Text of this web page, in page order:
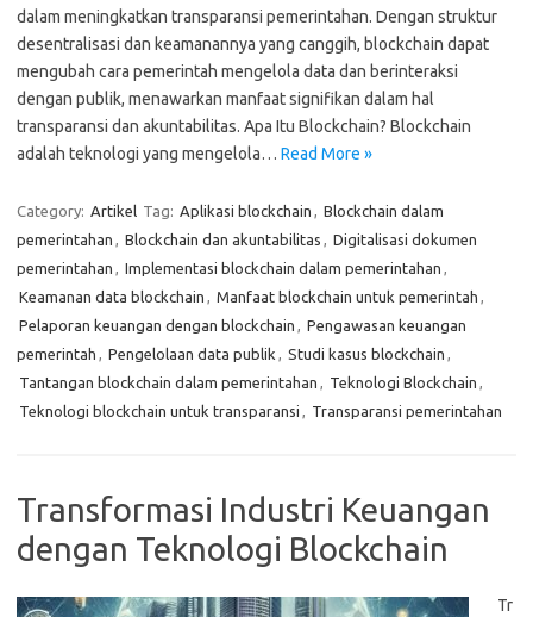
dalam meningkatkan transparansi pemerintahan. Dengan struktur
desentralisasi dan keamanannya yang canggih, blockchain dapat
mengubah cara pemerintah mengelola data dan berinteraksi
dengan publik, menawarkan manfaat signifikan dalam hal
transparansi dan akuntabilitas. Apa Itu Blockchain? Blockchain
adalah teknologi yang mengelola… Read More »
Category: Artikel Tag: Aplikasi blockchain , Blockchain dalam
pemerintahan , Blockchain dan akuntabilitas , Digitalisasi dokumen
pemerintahan , Implementasi blockchain dalam pemerintahan ,
Keamanan data blockchain , Manfaat blockchain untuk pemerintah ,
Pelaporan keuangan dengan blockchain , Pengawasan keuangan
pemerintah , Pengelolaan data publik , Studi kasus blockchain ,
Tantangan blockchain dalam pemerintahan , Teknologi Blockchain ,
Teknologi blockchain untuk transparansi , Transparansi pemerintahan
Transformasi Industri Keuangan
dengan Teknologi Blockchain
Tr